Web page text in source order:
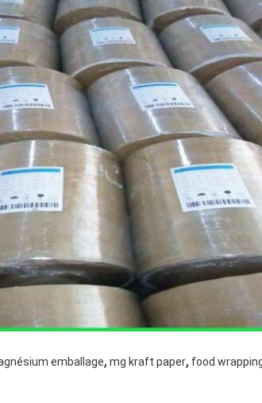
emballage, mg kraft paper, food